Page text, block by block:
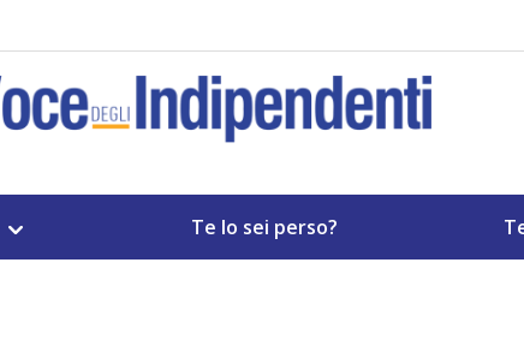
Te lo sei perso?